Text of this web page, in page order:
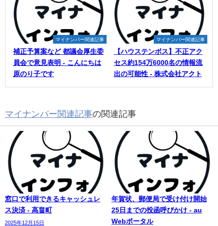
マイナンバー関連記事
補正予算案など 都議会厚生委
員会で意見表明 - こんにちは
原のり子です
マイナンバー関連記事
【ハウステンボス】不正アク
セス約154万6000名の情報流
出の可能性 - 株式会社アクト
マイナンバー関連記事の関連記事
窓口で利用できるキャッシュレ
ス決済 - 高畠町
2025年12月15日
年賀状、郵便局で受け付け開始
25日までの投函呼びかけ - au
Webポータル